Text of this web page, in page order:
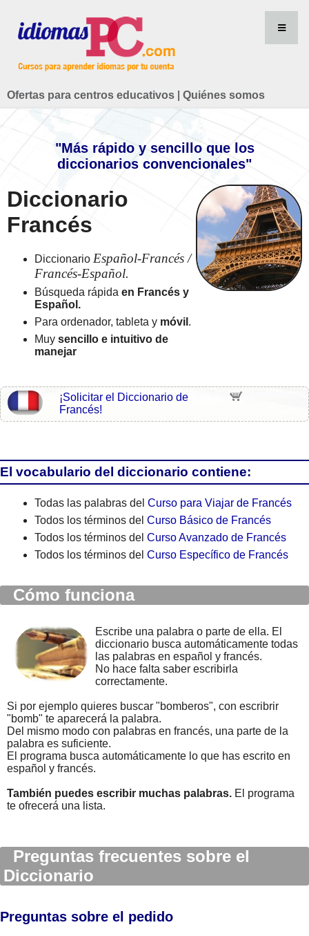
Ofertas para centros educativos Quiénes somos
"Más rápido y sencillo que los
diccionarios convencionales"
Diccionario
Francés
Diccionario Español-Francés /
Francés-Español.
Búsqueda rápida en Francés y
Español.
Para ordenador, tableta y móvil .
Muy sencillo e intuitivo de
manejar
¡Solicitar el Diccionario de
Francés!
El vocabulario del diccionario contiene:
Todas las palabras del Curso para Viajar de Francés
Todos los términos del Curso Básico de Francés
Todos los términos del Curso Avanzado de Francés
Todos los términos del Curso Específico de Francés
Cómo funciona
Escribe una palabra o parte de ella. El
diccionario busca automáticamente todas
las palabras en español y francés.
No hace falta saber escribirla
correctamente.
Si por ejemplo quieres buscar "bomberos", con escribrir
"bomb" te aparecerá la palabra.
Del mismo modo con palabras en francés, una parte de la
palabra es suficiente.
El programa busca automáticamente lo que has escrito en
español y francés.
También puedes escribir muchas palabras. El programa
te ofrecerá una lista.
Preguntas frecuentes sobre el
Diccionario
Preguntas sobre el pedido